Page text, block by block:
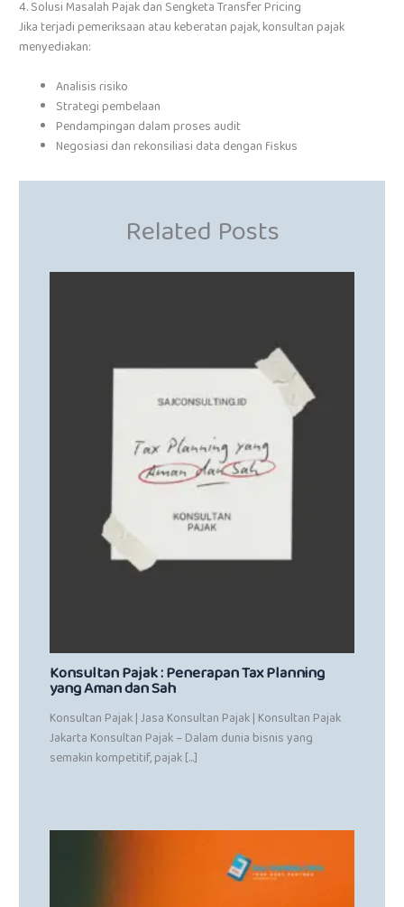
4. Solusi Masalah Pajak dan Sengketa Transfer Pricing
Jika terjadi pemeriksaan atau keberatan pajak, konsultan pajak
menyediakan:
Analisis risiko
Strategi pembelaan
Pendampingan dalam proses audit
Negosiasi dan rekonsiliasi data dengan fiskus
Related Posts
Konsultan Pajak : Penerapan Tax Planning
yang Aman dan Sah
Konsultan Pajak | Jasa Konsultan Pajak | Konsultan Pajak
Jakarta Konsultan Pajak – Dalam dunia bisnis yang
semakin kompetitif, pajak […]